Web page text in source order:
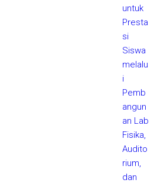
untuk
Presta
si
Siswa
melalu
i
Pemb
angun
an Lab
Fisika,
Audito
rium,
dan